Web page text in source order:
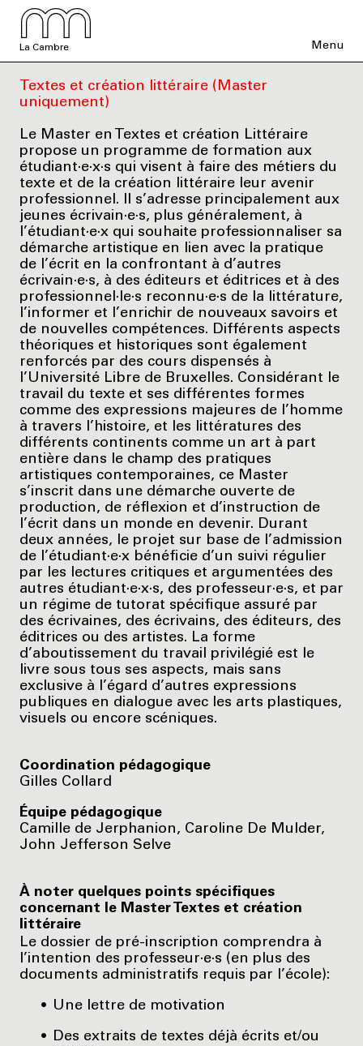
La Cambre Menu
Textes et création littéraire (Master
uniquement)
Le Master en Textes et création Littéraire
propose un programme de formation aux
étudiant·e·x·s qui visent à faire des métiers du
texte et de la création littéraire leur avenir
professionnel. Il s’adresse principalement aux
jeunes écrivain·e·s, plus généralement, à
l’étudiant·e·x qui souhaite professionnaliser sa
démarche artistique en lien avec la pratique
de l’écrit en la confrontant à d’autres
écrivain·e·s, à des éditeurs et éditrices et à des
professionnel·le·s reconnu·e·s de la littérature,
l’informer et l’enrichir de nouveaux savoirs et
de nouvelles compétences. Différents aspects
théoriques et historiques sont également
renforcés par des cours dispensés à
l’Université Libre de Bruxelles. Considérant le
travail du texte et ses différentes formes
comme des expressions majeures de l’homme
à travers l’histoire, et les littératures des
différents continents comme un art à part
entière dans le champ des pratiques
artistiques contemporaines, ce Master
s’inscrit dans une démarche ouverte de
production, de réflexion et d’instruction de
l’écrit dans un monde en devenir. Durant
deux années, le projet sur base de l’admission
de l’étudiant·e·x bénéficie d’un suivi régulier
par les lectures critiques et argumentées des
autres étudiant·e·x·s, des professeur·e·s, et par
un régime de tutorat spécifique assuré par
des écrivaines, des écrivains, des éditeurs, des
éditrices ou des artistes. La forme
d’aboutissement du travail privilégié est le
livre sous tous ses aspects, mais sans
exclusive à l’égard d’autres expressions
publiques en dialogue avec les arts plastiques,
visuels ou encore scéniques.
Coordination pédagogique
Gilles Collard
Équipe pédagogique
Camille de Jerphanion, Caroline De Mulder,
John Jefferson Selve
À noter quelques points spécifiques
concernant le Master Textes et création
littéraire
Le dossier de pré-inscription comprendra à
l’intention des professeur·e·s (en plus des
documents administratifs requis par l’école):
Une lettre de motivation
Des extraits de textes déjà écrits et/ou